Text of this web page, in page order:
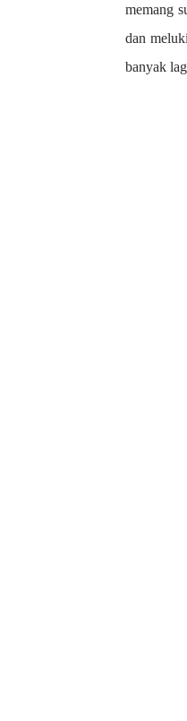
memang
dan
banyak